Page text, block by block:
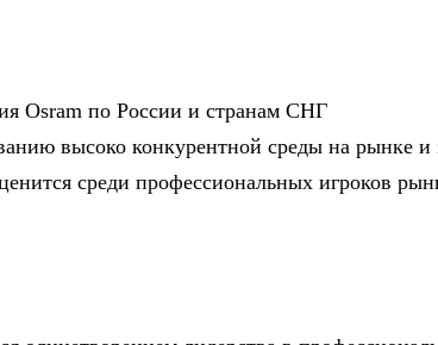
Osram по России и странам СНГ
высоко конкурентной среды на рынке и
среди профессиональных игроков